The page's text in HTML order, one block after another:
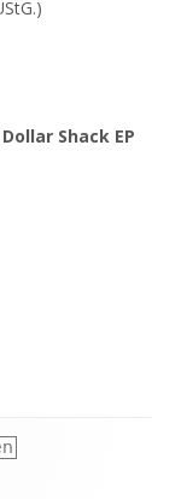
Shack EP